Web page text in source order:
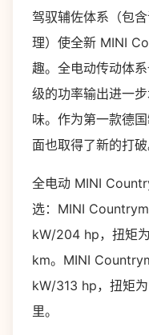
驾驭辅佐体系（包
理）使全新 MINI
趣。全电动传动体
级的功率输出进一
味。作为第一款德
面也取得了新的打破
全电动 MINI
选：MINI
kW/204 hp，扭矩
km。MINI
kW/313 hp，扭矩
里。